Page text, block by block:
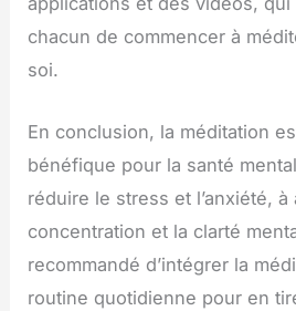
chacun de commencer à
soi.
En conclusion, la méditation
bénéfique pour la santé
réduire le stress et l’anxiété, à
concentration et la clarté
recommandé d’intégrer la
routine quotidienne pour en